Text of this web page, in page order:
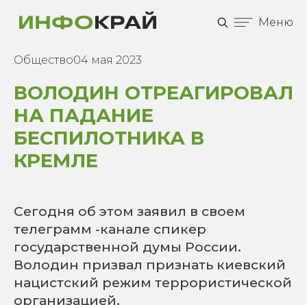
Меню
Общество04 мая 2023
ВОЛОДИН ОТРЕАГИРОВАЛ
НА ПАДАНИЕ
БЕСПИЛОТНИКА В
КРЕМЛЕ
Сегодня об этом заявил в своем
телеграмм -канале спикер
государственной думы России.
Володин призвал признать киевский
нацистский режим террористической
организацией.